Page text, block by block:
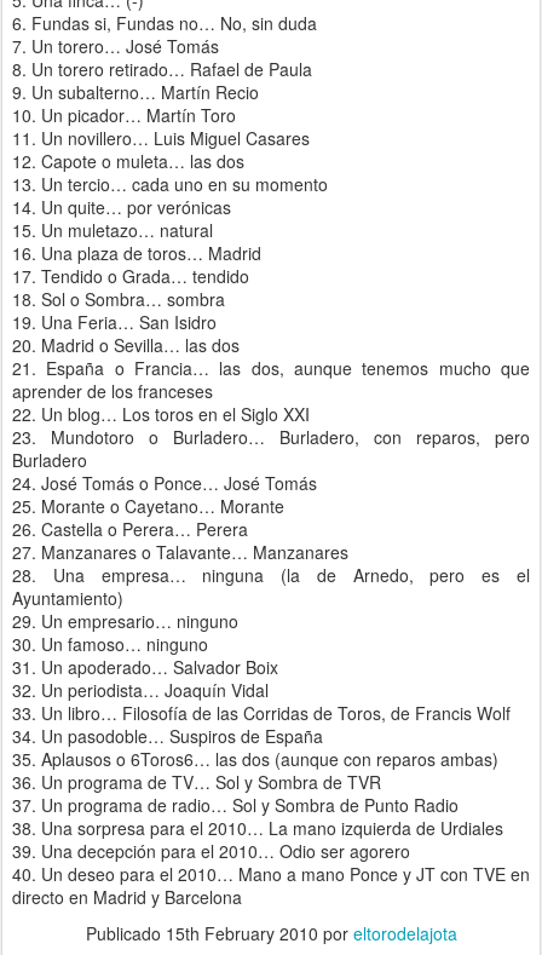
6. Fundas si, Fundas no… No, sin duda
7. Un torero… José Tomás
8. Un torero retirado… Rafael de Paula
9. Un subalterno… Martín Recio
10. Un picador… Martín Toro
11. Un novillero… Luis Miguel Casares
12. Capote o muleta… las dos
13. Un tercio… cada uno en su momento
14. Un quite… por verónicas
15. Un muletazo… natural
16. Una plaza de toros… Madrid
17. Tendido o Grada… tendido
18. Sol o Sombra… sombra
19. Una Feria… San Isidro
20. Madrid o Sevilla… las dos
21. España o Francia… las dos, aunque tenemos mucho que
aprender de los franceses
22. Un blog… Los toros en el Siglo XXI
23. Mundotoro o Burladero… Burladero, con reparos, pero
Burladero
24. José Tomás o Ponce… José Tomás
25. Morante o Cayetano… Morante
26. Castella o Perera… Perera
27. Manzanares o Talavante… Manzanares
28. Una empresa… ninguna (la de Arnedo, pero es el
Ayuntamiento)
29. Un empresario… ninguno
30. Un famoso… ninguno
31. Un apoderado… Salvador Boix
32. Un periodista… Joaquín Vidal
33. Un libro… Filosofía de las Corridas de Toros, de Francis Wolf
34. Un pasodoble… Suspiros de España
35. Aplausos o 6Toros6… las dos (aunque con reparos ambas)
36. Un programa de TV… Sol y Sombra de TVR
37. Un programa de radio… Sol y Sombra de Punto Radio
38. Una sorpresa para el 2010… La mano izquierda de Urdiales
39. Una decepción para el 2010… Odio ser agorero
40. Un deseo para el 2010… Mano a mano Ponce y JT con TVE en
directo en Madrid y Barcelona
Publicado 15th February 2010 por eltorodelajota